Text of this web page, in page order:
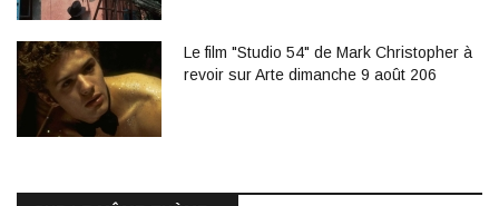
Le film "Studio 54" de Mark Christopher à
revoir sur Arte dimanche 9 août 206